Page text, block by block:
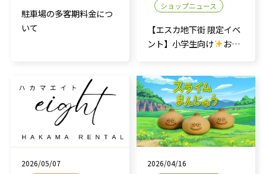
駐車場の多客期料金につ
いて
ショップニュース
【エスカ地下街 限定イベ
ント】小学生向け
おし
2026/05/07
2026/04/16